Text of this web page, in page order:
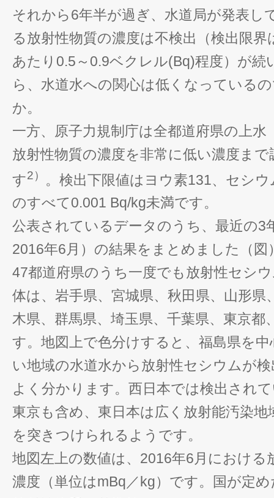
それから6年半が過ぎ、水道局が発表し
る放射性物質の濃度は不検出（検出限
あたり0.5～0.9ベクレル(Bq)程度）が続
ら、水道水への関心は低くなっている
か。
一方、原子力規制庁は全都道府県の上
放射性物質の濃度を非常に低い濃度ま
す2） 。検出下限値はヨウ素131、セシ
のすべて0.001 Bq/kg未満です。
公表されているデータのうち、最近の3
2016年6月）の結果をまとめました（図
47都道府県のうち一度でも放射性セシ
体は、岩手県、宮城県、秋田県、山形県
木県、群馬県、埼玉県、千葉県、東京都
す。地図上で色分けすると、福島県を
い地域の水道水から放射性セシウムが
よく分かります。西日本では検出され
東京も含め、東日本は広く放射能汚染
を突きつけられるようです。
地図左上の数値は、2016年6月における
濃度（単位はmBq／kg）です。国が定